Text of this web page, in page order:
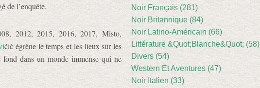
de l’enquête.
2012, 2015, 2016, 2017, Misto,
čić égrène le temps et les lieux sur les
dans un monde immense qui ne
Noir Français (281)
Noir Britannique (84)
Noir Latino-Américain (66)
Littérature &Quot;Blanche&Quot; (58)
Divers (54)
Western Et Aventures (47)
Noir Italien (33)